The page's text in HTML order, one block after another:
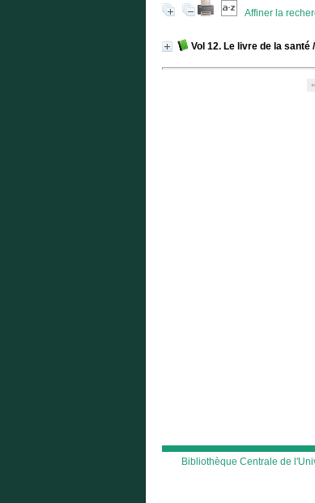
Affiner la
Vol 12. Le livre de la santé/
Bibliothèque Centrale de